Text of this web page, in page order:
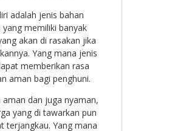
adalah jenis bahan
yang memiliki banyak
akan di rasakan jika
Yang mana jenis
memberikan rasa
aman bagi penghuni.
aman dan juga nyaman,
yang di tawarkan pun
terjangkau. Yang mana